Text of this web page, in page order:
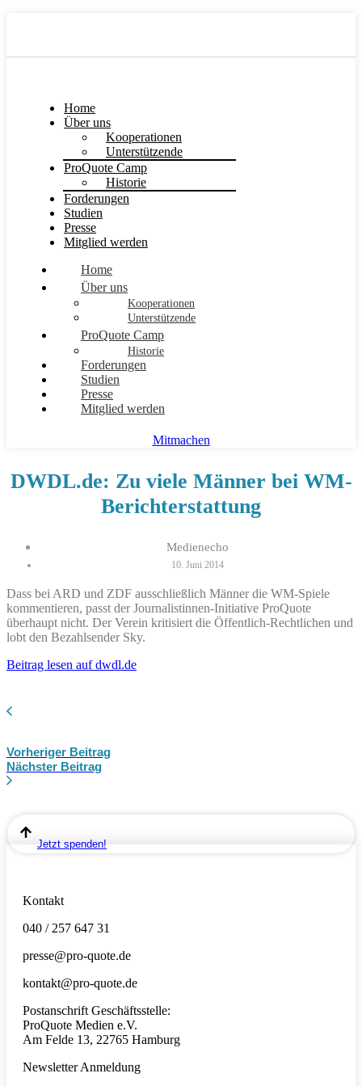
Home
Über uns
Kooperationen
Unterstützende
ProQuote Camp
Historie
Forderungen
Studien
Presse
Mitglied werden
Home
Über uns
Kooperationen
Unterstützende
ProQuote Camp
Historie
Forderungen
Studien
Presse
Mitglied werden
Mitmachen
DWDL.de: Zu viele Männer bei WM-
Berichterstattung
Medienecho
10. Juni 2014
Dass bei ARD und ZDF ausschließlich Männer die WM-Spiele
kommentieren, passt der Journalistinnen-Initiative ProQuote
überhaupt nicht. Der Verein kritisiert die Öffentlich-Rechtlichen und
lobt den Bezahlsender Sky.
Beitrag lesen auf dwdl.de
Vorheriger Beitrag
Nächster Beitrag
Jetzt spenden!
Kontakt
040 / 257 647 31
presse@pro-quote.de
kontakt@pro-quote.de
Postanschrift Geschäftsstelle:
ProQuote Medien e.V.
Am Felde 13, 22765 Hamburg
Newsletter Anmeldung